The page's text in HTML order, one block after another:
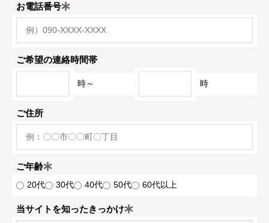
お電話番号
ご希望の連絡時間帯
時～ 時
ご住所
ご年齢
20代 30代 40代 50代 60代以上
当サイトを知ったきっかけ